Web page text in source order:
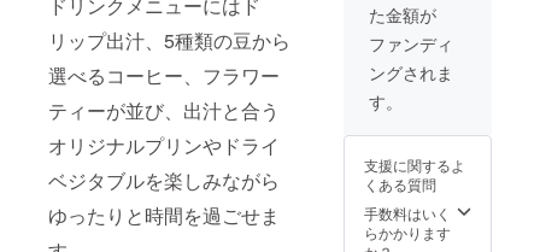
ドリンクメニューにはド
リップ出汁、5種類の豆から
選べるコーヒー、フラワー
ティーが並び、出汁と合う
オリジナルプリンやドライ
ベジタブルを楽しみながら
ゆったりと時間を過ごせま
が異な
る場合
があり
ますの
めご了
承くだ
さい。
○PINEC
ONE 位
置情報
賞味期
限：製
造より1
年 実際
リター
ンと
パッ
ケージ
等のデ
ザイン
手伝い
をしま
す。 リ
ターン
の ・人
ま味を
ドリッ
プにて
最大100
た金額が
ファンディ
ングされま
す。
支援に関するよ
くある質問
手数料はいく
らかかります